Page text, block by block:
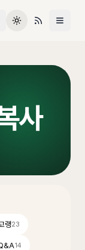
사
랭23
14